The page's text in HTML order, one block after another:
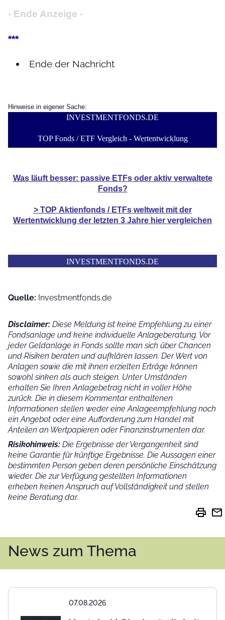
- Ende Anzeige -
***
Ende der Nachricht
Hinweise in eigener Sache:
INVESTMENTFONDS.DE
TOP Fonds / ETF Vergleich - Wertentwicklung
Was läuft besser: passive ETFs oder aktiv verwaltete
Fonds?
> TOP Aktienfonds / ETFsweltweit mit der
Wertentwicklung der letzten 3 Jahre hier vergleichen
INVESTMENTFONDS.DE
Quelle: Investmentfonds.de
Disclaimer: Diese Meldung ist keine Empfehlung zu einer
Fondsanlage und keine individuelle Anlageberatung. Vor
jeder Geldanlage in Fonds sollte man sich über Chancen
und Risiken beraten und aufklären lassen. Der Wert von
Anlagen sowie die mit ihnen erzielten Erträge können
sowohl sinken als auch steigen. Unter Umständen
erhalten Sie Ihren Anlagebetrag nicht in voller Höhe
zurück. Die in diesem Kommentar enthaltenen
Informationen stellen weder eine Anlageempfehlung noch
ein Angebot oder eine Aufforderung zum Handel mit
Anteilen an Wertpapieren oder Finanzinstrumenten dar.
Risikohinweis: Die Ergebnisse der Vergangenheit sind
keine Garantie für künftige Ergebnisse. Die Aussagen einer
bestimmten Person geben deren persönliche Einschätzung
wieder. Die zur Verfügung gestellten Informationen
erheben keinen Anspruch auf Vollständigkeit und stellen
keine Beratung dar.
print mail
News zum Thema
07.08.2026